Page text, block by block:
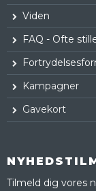
Viden
FAQ - Ofte
Kampagner
Gavekort
Tilmeld dig vores